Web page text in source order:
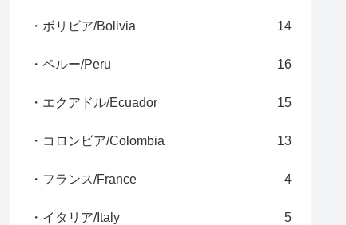
・ボリビア/Bolivia 14
・ペルー/Peru 16
・エクアドル/Ecuador 15
・コロンビア/Colombia 13
・フランス/France 4
・イタリア/Italy 5